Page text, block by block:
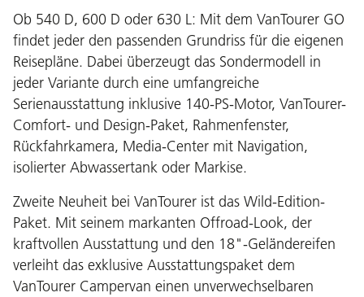
Ob 540 D, 600 D oder 630 L: Mit dem VanTourer GO
findet jeder den passenden Grundriss für die eigenen
Reisepläne. Dabei überzeugt das Sondermodell in
jeder Variante durch eine umfangreiche
Serienausstattung inklusive 140-PS-Motor, VanTourer-
Comfort- und Design-Paket, Rahmenfenster,
Rückfahrkamera, Media-Center mit Navigation,
isolierter Abwassertank oder Markise.
Zweite Neuheit bei VanTourer ist das Wild-Edition-
Paket. Mit seinem markanten Offroad-Look, der
kraftvollen Ausstattung und den 18"-Geländereifen
verleiht das exklusive Ausstattungspaket dem
VanTourer Campervan einen unverwechselbaren